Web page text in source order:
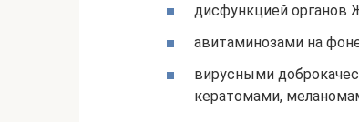
дисфункцией органов
авитаминозами на
вирусными
кератомами,